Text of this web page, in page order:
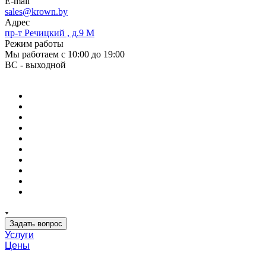
sales@krown.by
Адрес
пр-т Речицкий , д.9 М
Режим работы
Мы работаем с 10:00 до 19:00
ВС - выходной
Задать вопрос
Услуги
Цены